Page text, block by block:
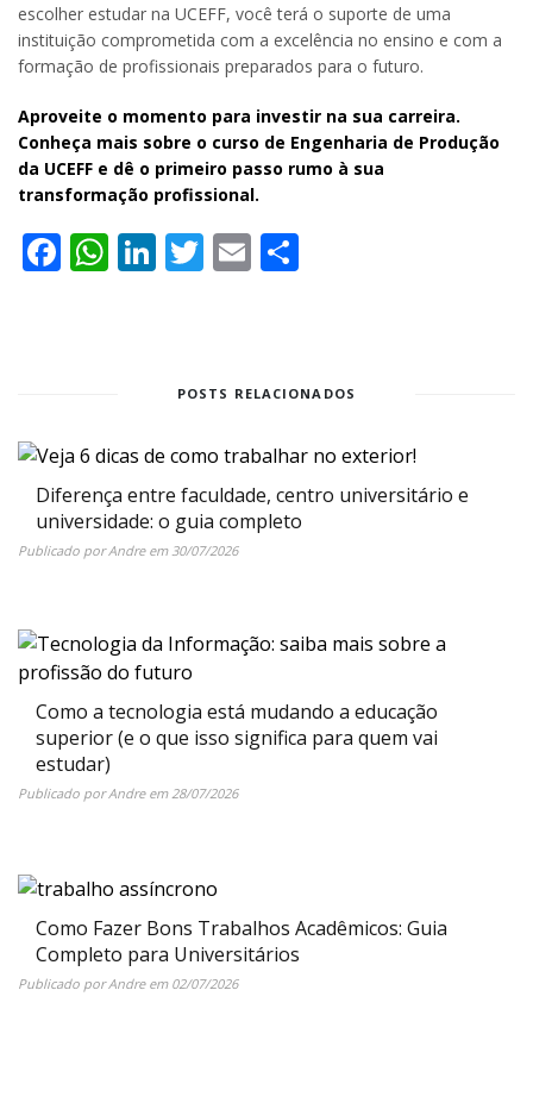
escolher estudar na UCEFF, você terá o suporte de uma
instituição comprometida com a excelência no ensino e com a
formação de profissionais preparados para o futuro.
Aproveite o momento para investir na sua carreira.
Conheça mais sobre o curso de Engenharia de Produção
da UCEFF e dê o primeiro passo rumo à sua
transformação profissional.
Facebook
WhatsApp
LinkedIn
Twitter
Email
POSTS RELACIONADOS
Diferença entre faculdade, centro universitário e
universidade: o guia completo
Publicado porAndreem30/07/2026
Como a tecnologia está mudando a educação
superior (e o que isso significa para quem vai
estudar)
Publicado porAndreem28/07/2026
Como Fazer Bons Trabalhos Acadêmicos: Guia
Completo para Universitários
Publicado porAndreem 02/07/2026